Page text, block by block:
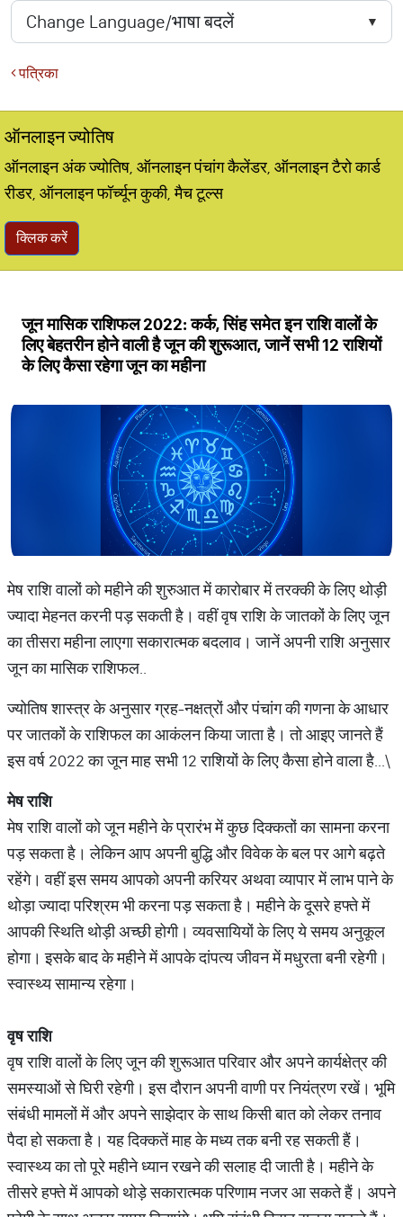
पत्रिका
ऑनलाइन ज्योतिष
ऑनलाइन अंक ज्योतिष, ऑनलाइन पंचांग कैलेंडर, ऑनलाइन टैरो कार्ड
रीडर, ऑनलाइन फॉर्च्यून कुकी, मैच टूल्स
क्लिक करें
जून मासिक राशिफल 2022: कर्क, सिंह समेत इन राशि वालों के
लिए बेहतरीन होने वाली है जून की शुरूआत, जानें सभी 12 राशियों
के लिए कैसा रहेगा जून का महीना
मेष राशि वालों को महीने की शुरुआत में कारोबार में तरक्की के लिए थोड़ी
ज्यादा मेहनत करनी पड़ सकती है। वहीं वृष राशि के जातकों के लिए जून
का तीसरा महीना लाएगा सकारात्मक बदलाव। जानें अपनी राशि अनुसार
जून का मासिक राशिफल..
ज्योतिष शास्त्र के अनुसार ग्रह-नक्षत्रों और पंचांग की गणना के आधार
पर जातकों के राशिफल का आकंलन किया जाता है। तो आइए जानते हैं
इस वर्ष 2022 का जून माह सभी 12 राशियों के लिए कैसा होने वाला है...\
मेषराशि
मेष राशि वालों को जून महीने के प्रारंभ में कुछ दिक्कतों का सामना करना
पड़ सकता है। लेकिन आप अपनी बुद्धि और विवेक के बल पर आगे बढ़ते
रहेंगे। वहीं इस समय आपको अपनी करियर अथवा व्यापार में लाभ पाने के
थोड़ा ज्यादा परिश्रम भी करना पड़ सकता है। महीने के दूसरे हफ्ते में
आपकी स्थिति थोड़ी अच्छी होगी। व्यवसायियों के लिए ये समय अनुकूल
होगा। इसके बाद के महीने में आपके दांपत्य जीवन में मधुरता बनी रहेगी।
स्वास्थ्य सामान्य रहेगा।
वृषराशि
वृष राशि वालों के लिए जून की शुरूआत परिवार और अपने कार्यक्षेत्र की
समस्याओं से घिरी रहेगी। इस दौरान अपनी वाणी पर नियंत्रण रखें। भूमि
संबंधी मामलों में और अपने साझेदार के साथ किसी बात को लेकर तनाव
पैदा हो सकता है। यह दिक्कतें माह के मध्य तक बनी रह सकती हैं।
स्वास्थ्य का तो पूरे महीने ध्यान रखने की सलाह दी जाती है। महीने के
तीसरे हफ्ते में आपको थोड़े सकारात्मक परिणाम नजर आ सकते हैं। अपने